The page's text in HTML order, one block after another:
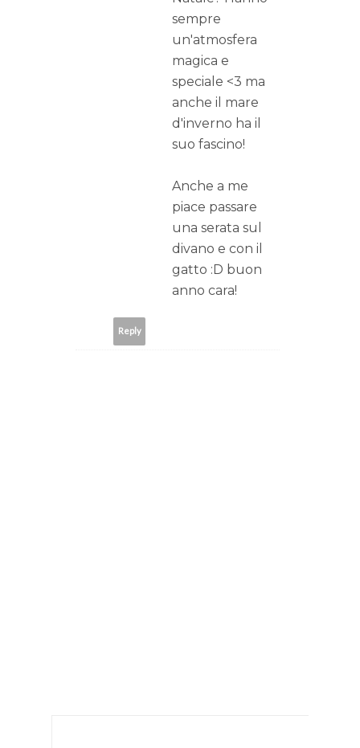
sempre
un'atmosfera
magica e
speciale <3 ma
anche il mare
d'inverno ha il
suo fascino!
Anche a me
piace passare
una serata sul
divano e con il
gatto :D buon
anno cara!
Reply